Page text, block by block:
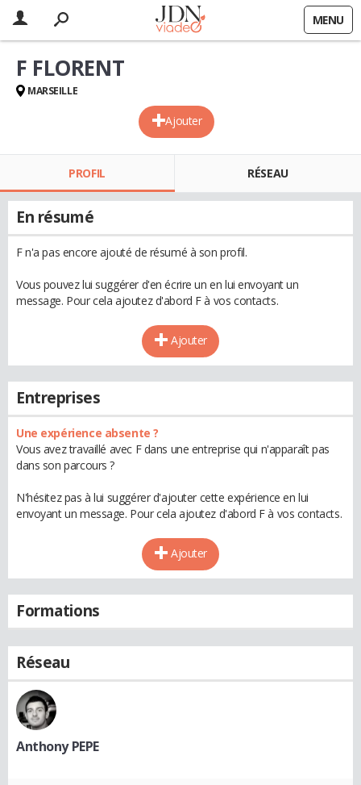
MENU
Ajouter
F FLORENT
MARSEILLE
PROFIL RÉSEAU
En résumé
F n'a pas encore ajouté de résumé à son profil.
Vous pouvez lui suggérer d'en écrire un en lui envoyant un
message. Pour cela ajoutez d'abord F à vos contacts.
Ajouter
Entreprises
Une expérience absente ?
Vous avez travaillé avec F dans une entreprise qui n'apparaît pas
dans son parcours ?
N'hésitez pas à lui suggérer d'ajouter cette expérience en lui
envoyant un message. Pour cela ajoutez d'abord F à vos contacts.
Ajouter
Formations
Réseau
Anthony PEPE